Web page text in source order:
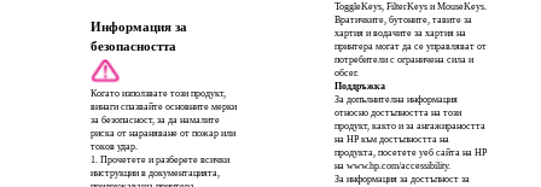
Информация за
безопасността
Когато използвате този продукт,
винаги спазвайте основните мерки
за безопасност, за да намалите
риска от нараняване от пожар или
токов удар.
1. Прочетете и разберете всички
инструкции в документацията,
ToggleKeys, FilterKeys и MouseKeys.
Вратичките, бутоните, тавите за
хартия и водачите за хартия на
принтера могат да се управляват от
потребители с ограничена сила и
обсег.
Поддръжка
За допълнителна информация
относно достъпността на този
продукт, както и за ангажираността
на HP към достъпността на
продукта, посетете уеб сайта на HP
на www.hp.com/accessibility.
За информация за достъпност за